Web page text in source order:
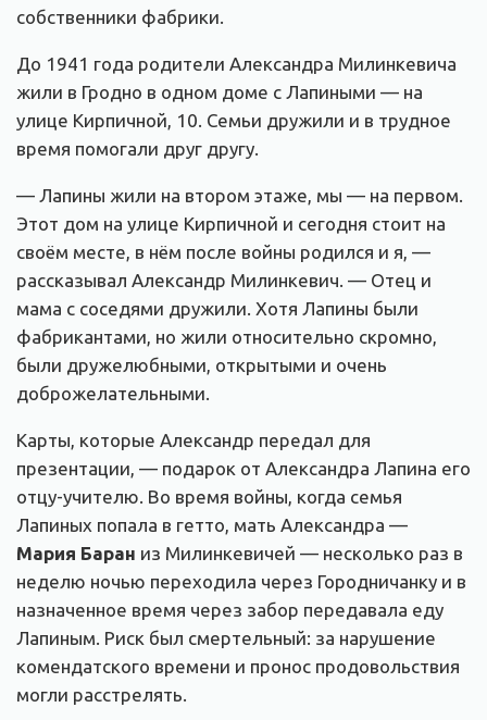
собственники фабрики.
До 1941 года родители Александра Милинкевича
жили в Гродно в одном доме с Лапиными — на
улице Кирпичной, 10. Семьи дружили и в трудное
время помогали друг другу.
— Лапины жили на втором этаже, мы — на первом.
Этот дом на улице Кирпичной и сегодня стоит на
своём месте, в нём после войны родился и я, —
рассказывал Александр Милинкевич. — Отец и
мама с соседями дружили. Хотя Лапины были
фабрикантами, но жили относительно скромно,
были дружелюбными, открытыми и очень
доброжелательными.
Карты, которые Александр передал для
презентации, — подарок от Александра Лапина его
отцу-учителю. Во время войны, когда семья
Лапиных попала в гетто, мать Александра —
Мария Баран из Милинкевичей — несколько раз в
неделю ночью переходила через Городничанку и в
назначенное время через забор передавала еду
Лапиным. Риск был смертельный: за нарушение
комендатского времени и пронос продовольствия
могли расстрелять.